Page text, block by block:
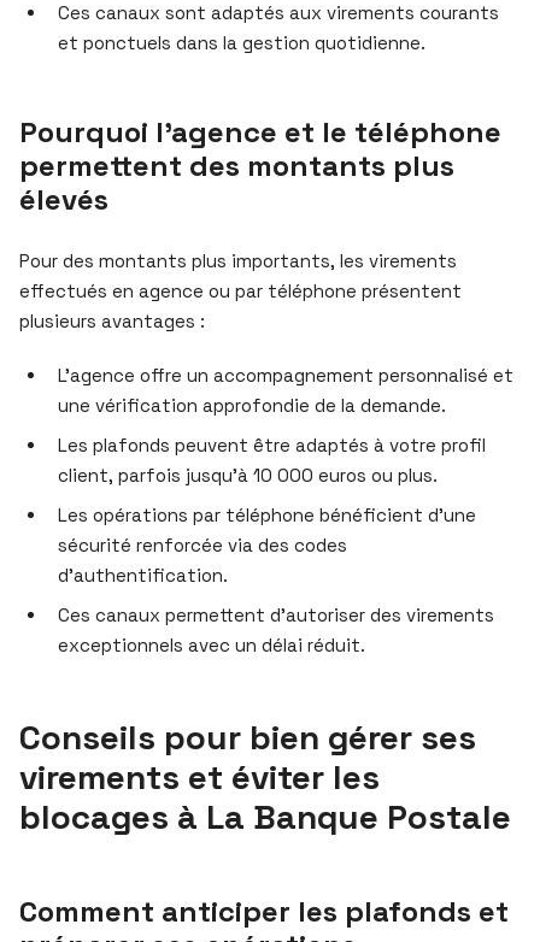
Ces canaux sont adaptés aux virements courants
et ponctuels dans la gestion quotidienne.
Pourquoi l’agence et le téléphone
permettent des montants plus
élevés
Pour des montants plus importants, les virements
effectués en agence ou par téléphone présentent
plusieurs avantages :
L’agence offre un accompagnement personnalisé et
une vérification approfondie de la demande.
Les plafonds peuvent être adaptés à votre profil
client, parfois jusqu’à 10 000 euros ou plus.
Les opérations par téléphone bénéficient d’une
sécurité renforcée via des codes
d’authentification.
Ces canaux permettent d’autoriser des virements
exceptionnels avec un délai réduit.
Conseils pour bien gérer ses
virements et éviter les
blocages à La Banque Postale
Comment anticiper les plafonds et